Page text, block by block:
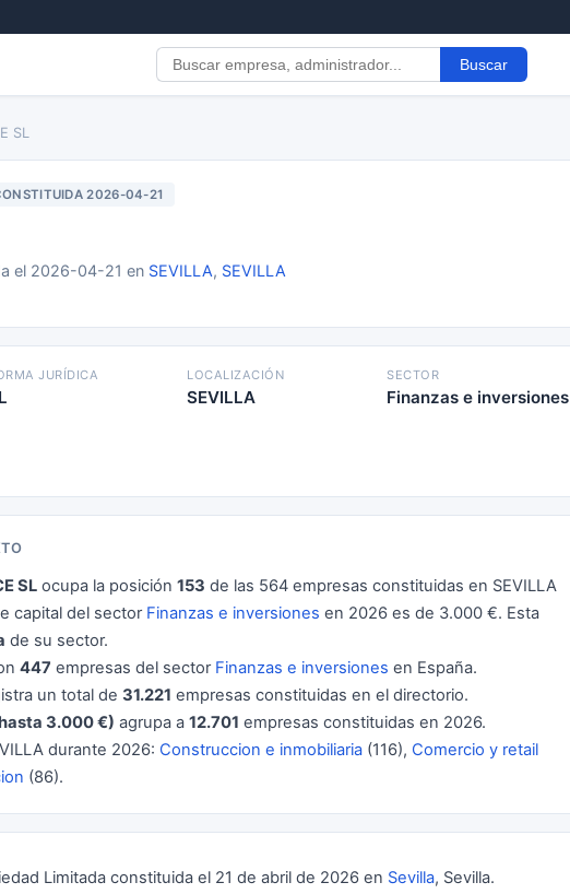
Buscar
SL
2026-04-21
el 2026-04-21 en SEVILLA, SEVILLA
JURÍDICA LOCALIZACIÓN
SEVILLA
SECTOR
Finanzas e inversiones
SL ocupa la posición 153 de las 564 empresas constituidas en SEVILLA
capital del sector Finanzas e inversiones en 2026 es de 3.000 €. Esta
de su sector.
447 empresas del sector Finanzas e inversiones en España.
un total de 31.221 empresas constituidas en el directorio.
3.000 €) agrupa a 12.701 empresas constituidas en 2026.
durante 2026: Construccion e inmobiliaria (116), Comercio y retail
(86).
Limitada constituida el 21 de abril de 2026 en Sevilla, Sevilla.